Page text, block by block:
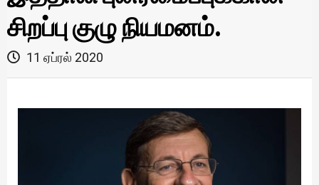
சிறப்பு குழு நியமனம்.
11 ஏப்ரல் 2020